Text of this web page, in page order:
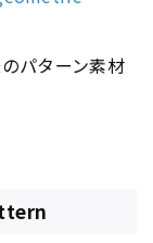
パターン素材